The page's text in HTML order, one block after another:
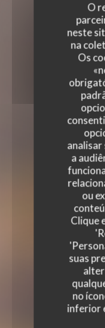
O
neste
na
Os
analisar
a
ou
Clique
suas
no
inferior